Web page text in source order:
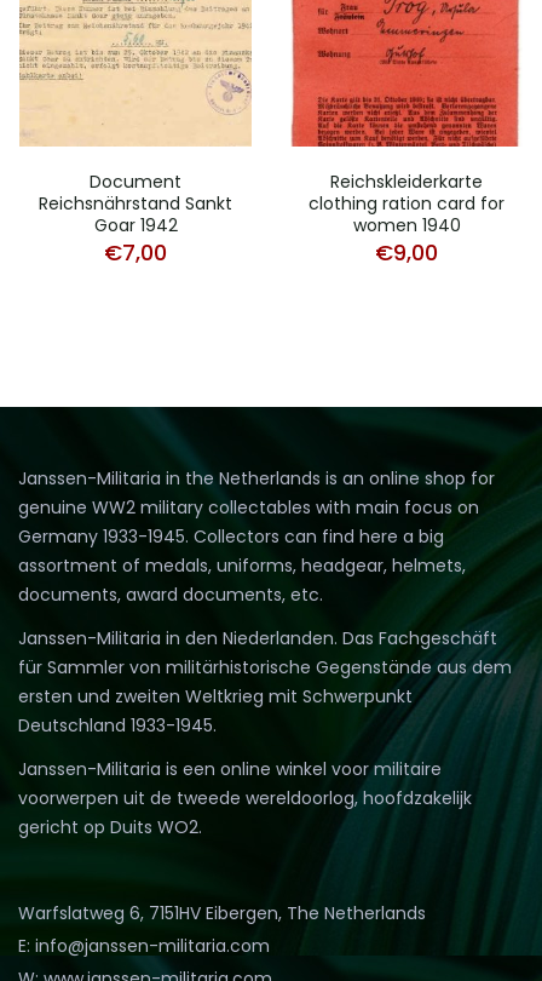
Document
Reichsnährstand Sankt
Goar 1942
€7,00
Reichskleiderkarte
clothing ration card for
women 1940
€9,00
Janssen-Militaria in the Netherlands is an online shop for
genuine WW2 military collectables with main focus on
Germany 1933-1945. Collectors can find here a big
assortment of medals, uniforms, headgear, helmets,
documents, award documents, etc.
Janssen-Militaria in den Niederlanden. Das Fachgeschäft
für Sammler von militärhistorische Gegenstände aus dem
ersten und zweiten Weltkrieg mit Schwerpunkt
Deutschland 1933-1945.
Janssen-Militaria is een online winkel voor militaire
voorwerpen uit de tweede wereldoorlog, hoofdzakelijk
gericht op Duits WO2.
Warfslatweg 6, 7151HV Eibergen, The Netherlands
E: info@janssen-militaria.com